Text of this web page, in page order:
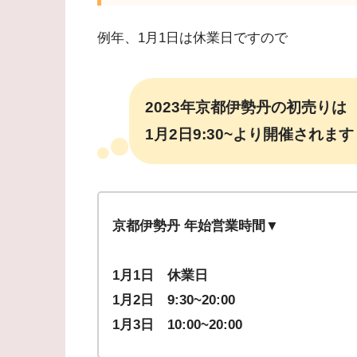
例年、1月1日は休業日ですので
2023年京都伊勢丹の初売りは
1月2日9:30~より 開催されま
京都伊勢丹 年始営業時間▼
1月1日 休業日
1月2日 9:30~20:00
1月3日 10:00~20:00